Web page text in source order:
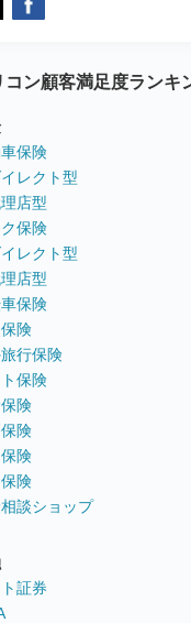
コン顧客満足度ランキ
保険
レクト型
店型
保険
レクト型
店型
保険
険
行保険
保険
険
険
険
険
談ショップ
証券